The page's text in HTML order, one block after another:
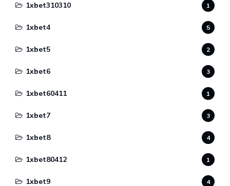
1xbet310310 1
1xbet4 5
1xbet5 2
1xbet6 3
1xbet60411 1
1xbet7 3
1xbet8 4
1xbet80412 1
1xbet9 4